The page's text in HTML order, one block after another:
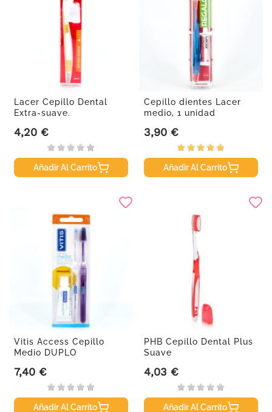
Lacer Cepillo Dental
Extra-suave.
Precio
4,20 €
Añadir Al Carrito
Cepillo dientes Lacer
medio, 1 unidad
Precio
3,90 €
Añadir Al Carrito
Vitis Access Cepillo
Medio DUPLO
Precio
7,40 €
Añadir Al Carrito
PHB Cepillo Dental Plus
Suave
Precio
4,03 €
Añadir Al Carrito